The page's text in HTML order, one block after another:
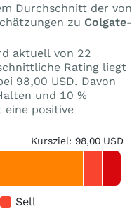
Durchschnitt der von
zu Colgate-
aktuell von 22
Rating liegt
98,00 USD. Davon
und 10 %
eine positive
Kursziel: 98,00 USD
Sell